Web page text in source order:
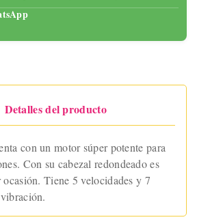
Detalles del producto
con un motor súper potente para
Con su cabezal redondeado es
Tiene 5 velocidades y 7